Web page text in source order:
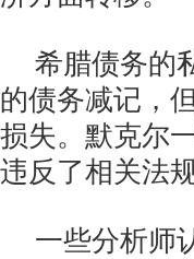
希腊债务的
的债务减记，
损失。默克尔
违反了相关法规
一些分析师